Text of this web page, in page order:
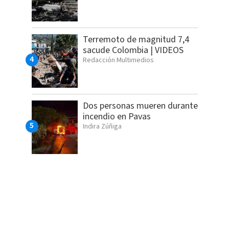
Terremoto de magnitud 7,4
sacude Colombia | VIDEOS
Redacción Multimedios
Dos personas mueren durante
incendio en Pavas
Indira Zúñiga